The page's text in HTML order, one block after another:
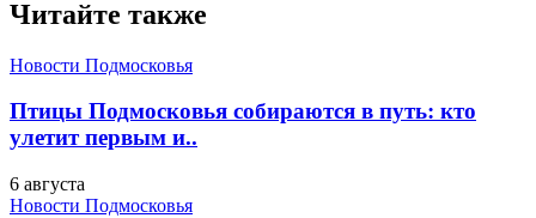
Читайте также
Новости Подмосковья
Птицы Подмосковья собираются в путь: кто
улетит первым и..
6 августа
Новости Подмосковья